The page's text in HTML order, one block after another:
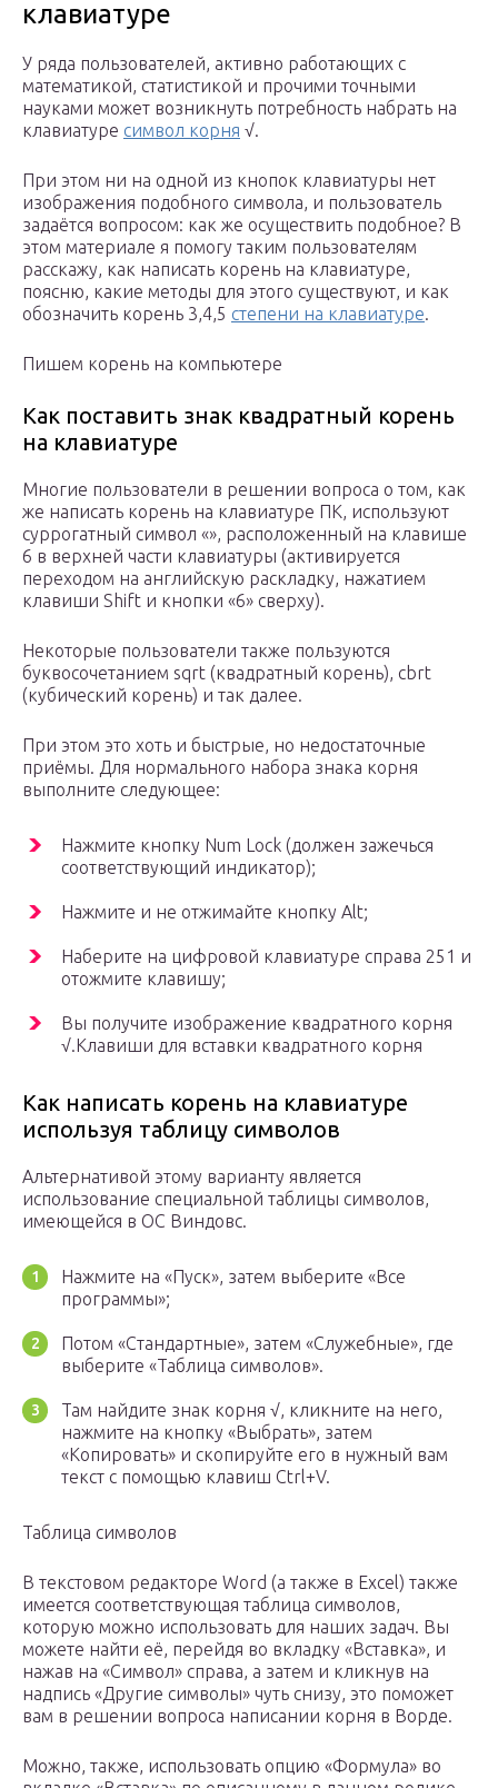
клавиатуре
У ряда пользователей, активно работающих с
математикой, статистикой и прочими точными
науками может возникнуть потребность набрать на
клавиатуре символ корня √.
При этом ни на одной из кнопок клавиатуры нет
изображения подобного символа, и пользователь
задаётся вопросом: как же осуществить подобное? В
этом материале я помогу таким пользователям
расскажу, как написать корень на клавиатуре,
поясню, какие методы для этого существуют, и как
обозначить корень 3,4,5 степени на клавиатуре.
Пишем корень на компьютере
Как поставить знак квадратный корень
на клавиатуре
Многие пользователи в решении вопроса о том, как
же написать корень на клавиатуре ПК, используют
суррогатный символ «», расположенный на клавише
6 в верхней части клавиатуры (активируется
переходом на английскую раскладку, нажатием
клавиши Shift и кнопки «6» сверху).
Некоторые пользователи также пользуются
буквосочетанием sqrt (квадратный корень), cbrt
(кубический корень) и так далее.
При этом это хоть и быстрые, но недостаточные
приёмы. Для нормального набора знака корня
выполните следующее:
Нажмите кнопку Num Lock (должен зажечься
соответствующий индикатор);
Нажмите и не отжимайте кнопку Alt;
Наберите на цифровой клавиатуре справа 251 и
отожмите клавишу;
Вы получите изображение квадратного корня
√.Клавиши для вставки квадратного корня
Как написать корень на клавиатуре
используя таблицу символов
Альтернативой этому варианту является
использование специальной таблицы символов,
имеющейся в ОС Виндовс.
Нажмите на «Пуск», затем выберите «Все
программы»;
Потом «Стандартные», затем «Служебные», где
выберите «Таблица символов».
Там найдите знак корня √, кликните на него,
нажмите на кнопку «Выбрать», затем
«Копировать» и скопируйте его в нужный вам
текст с помощью клавиш Ctrl+V.
Таблица символов
В текстовом редакторе Word (а также в Excel) также
имеется соответствующая таблица символов,
которую можно использовать для наших задач. Вы
можете найти её, перейдя во вкладку «Вставка», и
нажав на «Символ» справа, а затем и кликнув на
надпись «Другие символы» чуть снизу, это поможет
вам в решении вопроса написании корня в Ворде.
Можно, также, использовать опцию «Формула» во